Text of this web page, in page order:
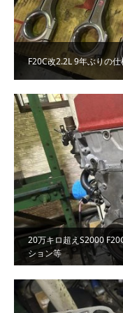
F20C改2.2L 9年ぶりの
20万キロ超えS2000
ション等